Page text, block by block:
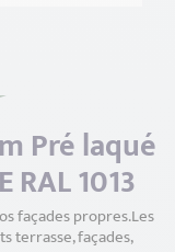
Pré laqué
RAL 1013
façades propres.Les
terrasse, façades,